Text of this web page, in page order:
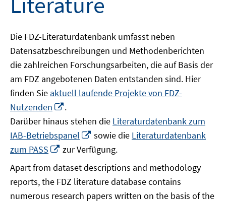
Die FDZ-Literaturdatenbank umfasst neben
Datensatzbeschreibungen und Methodenberichten
die zahlreichen Forschungsarbeiten, die auf Basis der
am FDZ angebotenen Daten entstanden sind. Hier
finden Sie aktuell laufende Projekte von FDZ-
Nutzenden
neuem
Fenster
öffnen
.
Darüber hinaus stehen die Literaturdatenbank zum
IAB-Betriebspanel
In
neuem
Fenster
öffnen
sowie die Literaturdatenbank
zum PASS
In
Fenster
öffnen
zur Verfügung.
Apart from dataset descriptions and methodology
reports, the FDZ literature database contains
numerous research papers written on the basis of the